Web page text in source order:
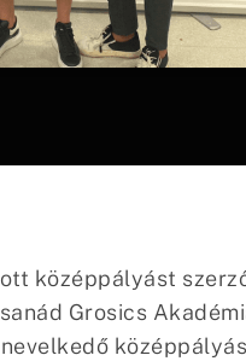
középpályást
Grosics